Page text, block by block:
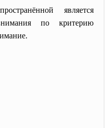
является
по критерию